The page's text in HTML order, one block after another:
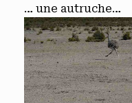
… une autruche…